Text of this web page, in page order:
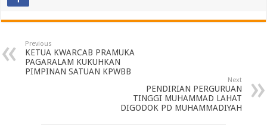
Previous
KETUA KWARCAB PRAMUKA
PAGARALAM KUKUHKAN
PIMPINAN SATUAN KPWBB
Next
PENDIRIAN PERGURUAN
TINGGI MUHAMMAD LAHAT
DIGODOK PD MUHAMMADIYAH